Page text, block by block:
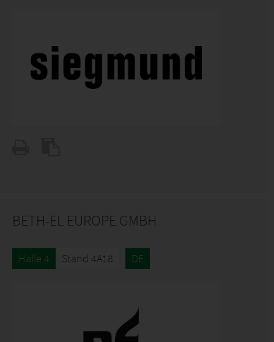
BETH-EL EUROPE GMBH
Halle 4 Stand 4A18 DE